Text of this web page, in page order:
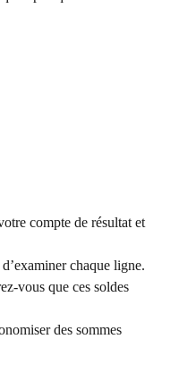
compte de résultat et
chaque ligne.
vous que ces soldes
des sommes